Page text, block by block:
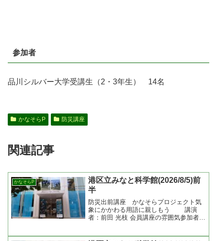
参加者
品川シルバー大学受講生（2・3年生） 14名
かなそらP 防災講座
関連記事
かなそらP
港区立みなと科学館(2026/8/5)前
半
防災出前講座 かなそらプロジェクト気
象にかかわる用語に親しもう 講演
者：前田 光枝 会員講座の雰囲気参加者一